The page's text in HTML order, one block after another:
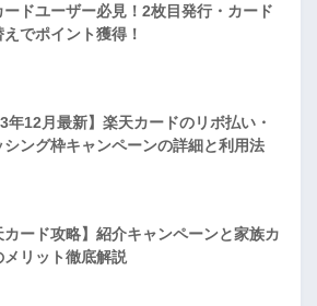
ードユーザー必見！2枚目発行・カード
でポイント獲得！
年12月最新】楽天カードのリボ払い・
シング枠キャンペーンの詳細と利用法
カード攻略】紹介キャンペーンと家族カ
メリット徹底解説